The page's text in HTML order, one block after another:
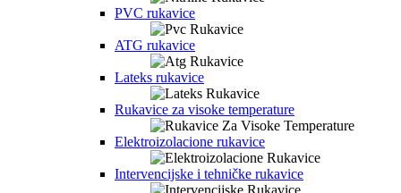
PVC rukavice
ATG rukavice
Lateks rukavice
Rukavice za visoke temperature
Elektroizolacione rukavice
Intervencijske i tehničke rukavice